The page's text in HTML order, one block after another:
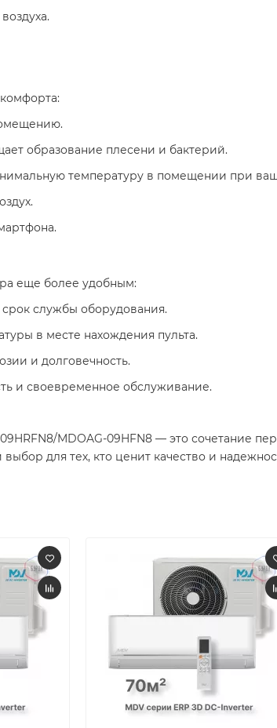
образование плесени и бактерий.
температуру в помещении при
еще более удобным:​
службы оборудования.
в месте нахождения пульта.
и долговечность.
и своевременное обслуживание.
MDOAG-09HFN8 — это сочетание
для тех, кто ценит качество и